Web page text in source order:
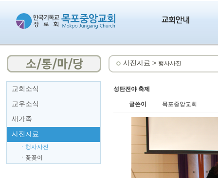
교회소식
교우소식
새가족
사진자료
ㆍ행사사진
ㆍ꽃꽂이
사진자료 > 행사사진
성탄전야 축제
글쓴이 목포중앙교회